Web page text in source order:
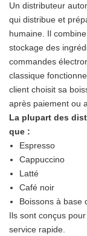
Un distributeur
qui distribue et
humaine. Il
stockage des
commandes
classique
client choisit sa
après paiement ou
La plupart des
que :
Espresso
Cappuccino
Latté
Café noir
Boissons à base
Ils sont conçus
service rapide.